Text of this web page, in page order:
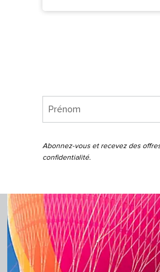
Abonnez-vous et recevez des
confidentialité.